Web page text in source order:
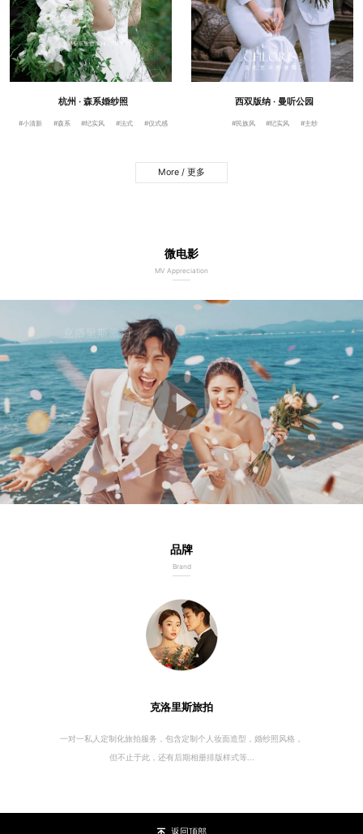
杭州 · 森系婚纱照
#小清新 #森系 #纪实风 #法式 #仪式感
西双版纳 · 曼听公园
#民族风 #纪实风 #主纱
More / 更多
微电影
MV Appreciation
品牌
Brand
克洛里斯旅拍
一对一私人定制化旅拍服务，包含定制个人妆面造型，婚纱照风格，
但不止于此，还有后期相册排版样式等...
返回顶部